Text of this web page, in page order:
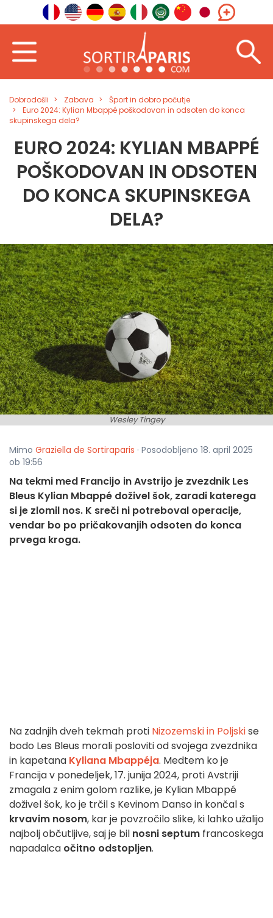
Dobrodošli Zabava
Šport in dobro počutje
Euro 2024: Kylian Mbappé poškodovan in odsoten do konca
skupinskega dela?
EURO 2024: KYLIAN MBAPPÉ
POŠKODOVAN IN ODSOTEN
DO KONCA SKUPINSKEGA
DELA?
Wesley Tingey
Mimo Graziella de Sortiraparis · Posodobljeno 18. april 2025
ob 19:56
Na tekmi med Francijo in Avstrijo je zvezdnik Les
Bleus Kylian Mbappé doživel šok, zaradi katerega
si je zlomil nos. K sreči ni potreboval operacije,
vendar bo po pričakovanjih odsoten do konca
prvega kroga.
Na zadnjih dveh tekmah proti Nizozemski in Poljskise
bodo Les Bleus morali posloviti od svojega zvezdnika
in kapetana Kyliana Mbappéja. Medtem ko je
Francija v ponedeljek, 17. junija 2024, proti Avstriji
zmagala z enim golom razlike, je Kylian Mbappé
doživel šok, ko je trčil s Kevinom Danso in končal s
krvavim nosom, kar je povzročilo slike, ki lahko užalijo
najbolj občutljive, saj je bil nosni septum francoskega
napadalca očitno odstopljen.